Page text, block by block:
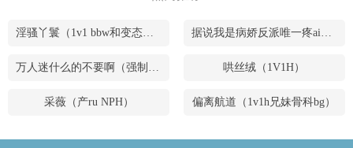
淫骚丫鬟（1v1 bbw和变态腹黑男） 据说我是病娇反派唯一疼ai的妹妹（兄妹骨）
万人迷什么的不要啊（强制NPH） 哄丝绒（1V1H）
采薇（产ru NPH） 偏离航道（1v1h兄妹骨科bg）